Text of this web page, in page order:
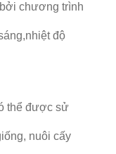
chương trình
độ
thể được sử
nuôi cấy